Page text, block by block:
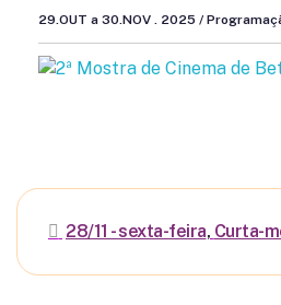
29.OUT a 30.NOV . 2025 /
28/11 - sexta-feira, Curta-